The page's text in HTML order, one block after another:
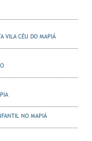
VILA CÉU DO MAPIÁ
NO MAPIÁ